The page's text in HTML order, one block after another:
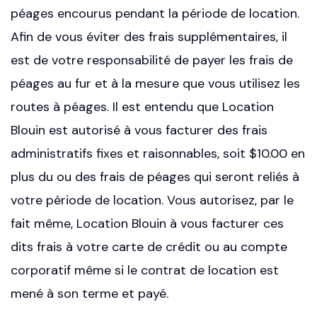
péages encourus pendant la période de location.
Afin de vous éviter des frais supplémentaires, il
est de votre responsabilité de payer les frais de
péages au fur et à la mesure que vous utilisez les
routes à péages. Il est entendu que Location
Blouin est autorisé à vous facturer des frais
administratifs fixes et raisonnables, soit $10.00 en
plus du ou des frais de péages qui seront reliés à
votre période de location. Vous autorisez, par le
fait même, Location Blouin à vous facturer ces
dits frais à votre carte de crédit ou au compte
corporatif même si le contrat de location est
mené à son terme et payé.